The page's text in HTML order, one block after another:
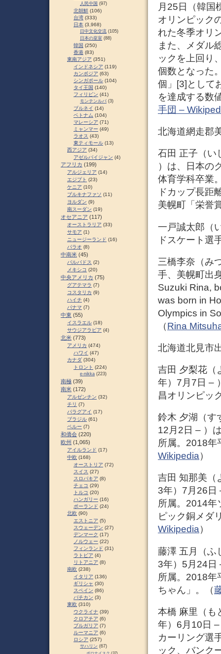
月25日（韓国
オリンピック
れた冬季オリ
また、メダル
ックを上回り
個数となった
個」[3]として
を達成する数
手団 –
北海道網走郡
石田 正子（い
）は、日本の
体育学科卒業
ドカップ長距
美幌町「栄誉
一戸誠太郎（
ドスケート選
三橋李奈（み
手、美幌町出
Suzuki Rina,
was born in
Olympics in
（Rina
北海道北見市
吉田 夕梨花（
年）7月7日 –
昌オリンピッ
鈴木 夕湖（す
12月2日 – ）
所属。2018年
Wikipedia）
吉田 知那美（
3年）7月26日
所属。2014年
ピック銅メダ
Wikipedia）
藤澤 五月（ふ
3年）5月24日
所属。2018年
ちゃん」。（
本橋 麻里（も
年）6月10日
カーリング選
ック、バンク
人民中国 (97)
北朝鮮 (106)
台湾 (333)
日本 (3,968)
日中文化交流 (105)
日本の皇室 (88)
韓国 (250)
香港 (83)
東南アジア (351)
インドネシア (119)
カンボジア (63)
シンガポール (104)
タイ王国 (140)
フィリピン (41)
モンテンルパ (3)
ブルネイ (14)
ベトナム (104)
マレーシア (71)
ミャンマー (49)
ラオス (43)
東ティモール (13)
西アジア (34)
アゼルバイジャン (4)
アフリカ (199)
アルジェリア (14)
エジプト (23)
ケニア (10)
ブルキナファソ (11)
ヨルダン (9)
南スーダン (19)
オセアニア (117)
オーストラリア (33)
サモア (1)
ニュージーランド (16)
パラオ (8)
中南米 (45)
バルバドス (2)
メキシコ (20)
中央アメリカ (75)
グアテマラ (7)
コスタリカ (9)
ハイチ (4)
パナマ (7)
中東 (55)
イスラエル (18)
サウジアラビア (4)
北米 (773)
アメリカ (474)
ハワイ (47)
カナダ (304)
トロント (224)
e-nikka (223)
南極 (39)
南米 (172)
アルゼンチン (32)
チリ (7)
パラグアイ (17)
ブラジル (61)
ペルー (7)
和僑会 (220)
欧州 (1,065)
アイルランド (17)
中欧 (168)
オーストリア (72)
スイス (27)
スロパキア (8)
チェコ (29)
トルコ (20)
ハンガリー (16)
ポーランド (24)
北欧 (90)
エストニア (5)
スウェーデン (27)
デンマーク (17)
ノルウェー (22)
フィンランド (31)
ラトビア (4)
リトアニア (8)
南欧 (238)
イタリア (136)
ギリシャ (30)
スペイン (86)
バチカン (3)
東欧 (310)
ウクライナ (39)
クロアチア (6)
ブルガリア (7)
ルーマニア (6)
ロシア (257)
サハリン (67)
ポロナイスク (37)